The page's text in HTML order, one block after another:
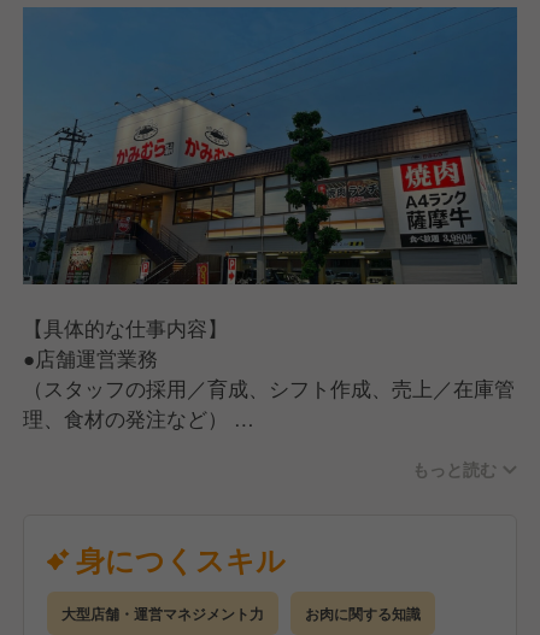
【具体的な仕事内容】
●店舗運営業務
（スタッフの採用／育成、シフト作成、売上／在庫管
理、食材の発注など）
（お客さま対応、ご案内、オーダー受付、料理、ドリ
【入社後の流れ】
手厚い研修とサポート体制を完備しているので、店舗
運営の経験がない方でも安心してスタートできます。
●座学研修（2日間）
もっと読む
身につくスキル
大型店舗・運営マネジメント力 お肉に関する知識